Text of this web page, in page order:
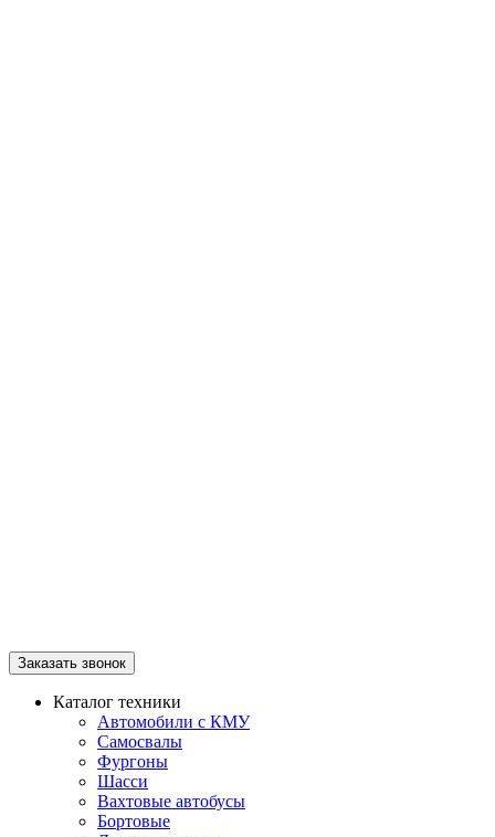
Заказать звонок
Каталог техники
Автомобили с КМУ
Самосвалы
Фургоны
Шасси
Вахтовые автобусы
Бортовые